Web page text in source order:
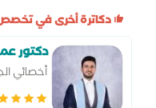
دكاترة أخرى في
دكتور
أخصائي
الجراحة